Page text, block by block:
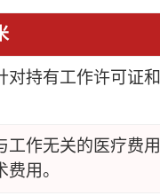
对持有工作许可证
工作无关的医疗费
用。